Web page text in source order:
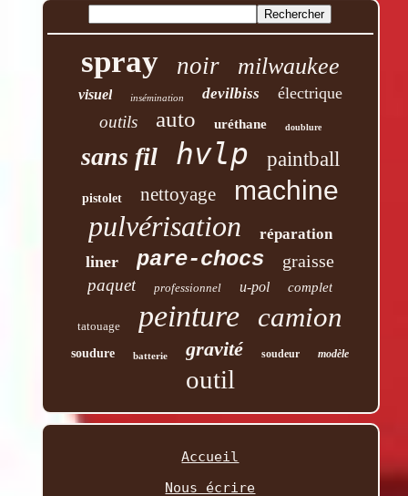
spray noir milwaukee
visuel insémination devilbiss électrique
outils auto uréthane doublure
sans fil hvlp paintball
pistolet nettoyage machine
pulvérisation réparation
liner pare-chocs graisse
paquet professionnel u-pol complet
tatouage peinture camion
soudure batterie gravité soudeur modèle
outil
Accueil
Nous écrire